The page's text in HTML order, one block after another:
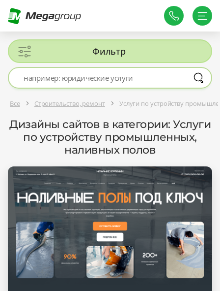
Фильтр
Все Строительство, ремонт Услуги по устройству
Дизайны сайтов в категории: Услуги
по устройству промышленных,
наливных полов